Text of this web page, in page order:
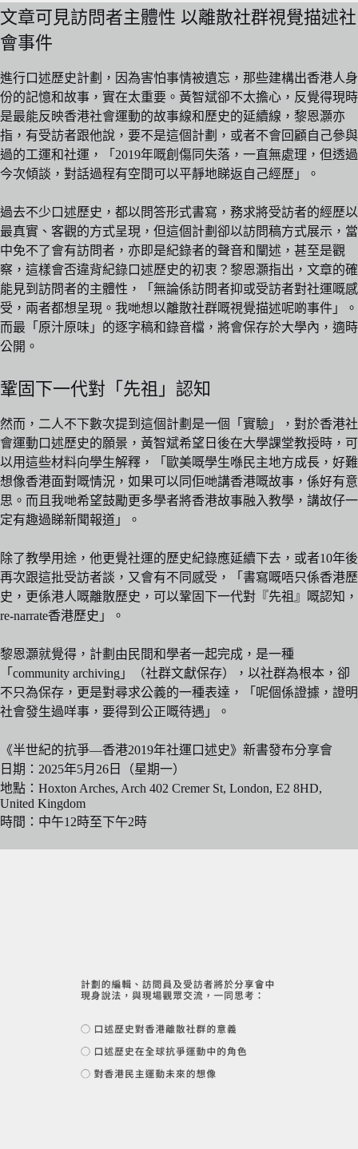
文章可見訪問者主體性 以離散社群視覺描述社
會事件
進行口述歷史計劃，因為害怕事情被遺忘，那些建構出香港人身
份的記憶和故事，實在太重要。黃智斌卻不太擔心，反覺得現時
是最能反映香港社會運動的故事線和歷史的延續線，黎恩灝亦
指，有受訪者跟他說，要不是這個計劃，或者不會回顧自己參與
過的工運和社運，「2019年嘅創傷同失落，一直無處理，但透過
今次傾談，對話過程有空間可以平靜地睇返自己經歷」。
過去不少口述歷史，都以問答形式書寫，務求將受訪者的經歷以
最真實、客觀的方式呈現，但這個計劃卻以訪問稿方式展示，當
中免不了會有訪問者，亦即是紀錄者的聲音和闡述，甚至是觀
察，這樣會否違背紀錄口述歷史的初衷？黎恩灝指出，文章的確
能見到訪問者的主體性，「無論係訪問者抑或受訪者對社運嘅感
受，兩者都想呈現。我哋想以離散社群嘅視覺描述呢啲事件」。
而最「原汁原味」的逐字稿和錄音檔，將會保存於大學內，適時
公開。
鞏固下一代對「先祖」認知
然而，二人不下數次提到這個計劃是一個「實驗」，對於香港社
會運動口述歷史的願景，黃智斌希望日後在大學課堂教授時，可
以用這些材料向學生解釋，「歐美嘅學生喺民主地方成長，好難
想像香港面對嘅情況，如果可以同佢哋講香港嘅故事，係好有意
思。而且我哋希望鼓勵更多學者將香港故事融入教學，講故仔一
定有趣過睇新聞報道」。
除了教學用途，他更覺社運的歷史紀錄應延續下去，或者10年後
再次跟這批受訪者談，又會有不同感受，「書寫嘅唔只係香港歷
史，更係港人嘅離散歷史，可以鞏固下一代對『先祖』嘅認知，
re-narrate香港歷史」。
黎恩灝就覺得，計劃由民間和學者一起完成，是一種
「community archiving」（社群文獻保存），以社群為根本，卻
不只為保存，更是對尋求公義的一種表達，「呢個係證據，證明
社會發生過咩事，要得到公正嘅待遇」。
《半世紀的抗爭—香港2019年社運口述史》新書發布分享會
日期：2025年5月26日（星期一）
地點：Hoxton Arches, Arch 402 Cremer St, London, E2 8HD,
United Kingdom
時間：中午12時至下午2時